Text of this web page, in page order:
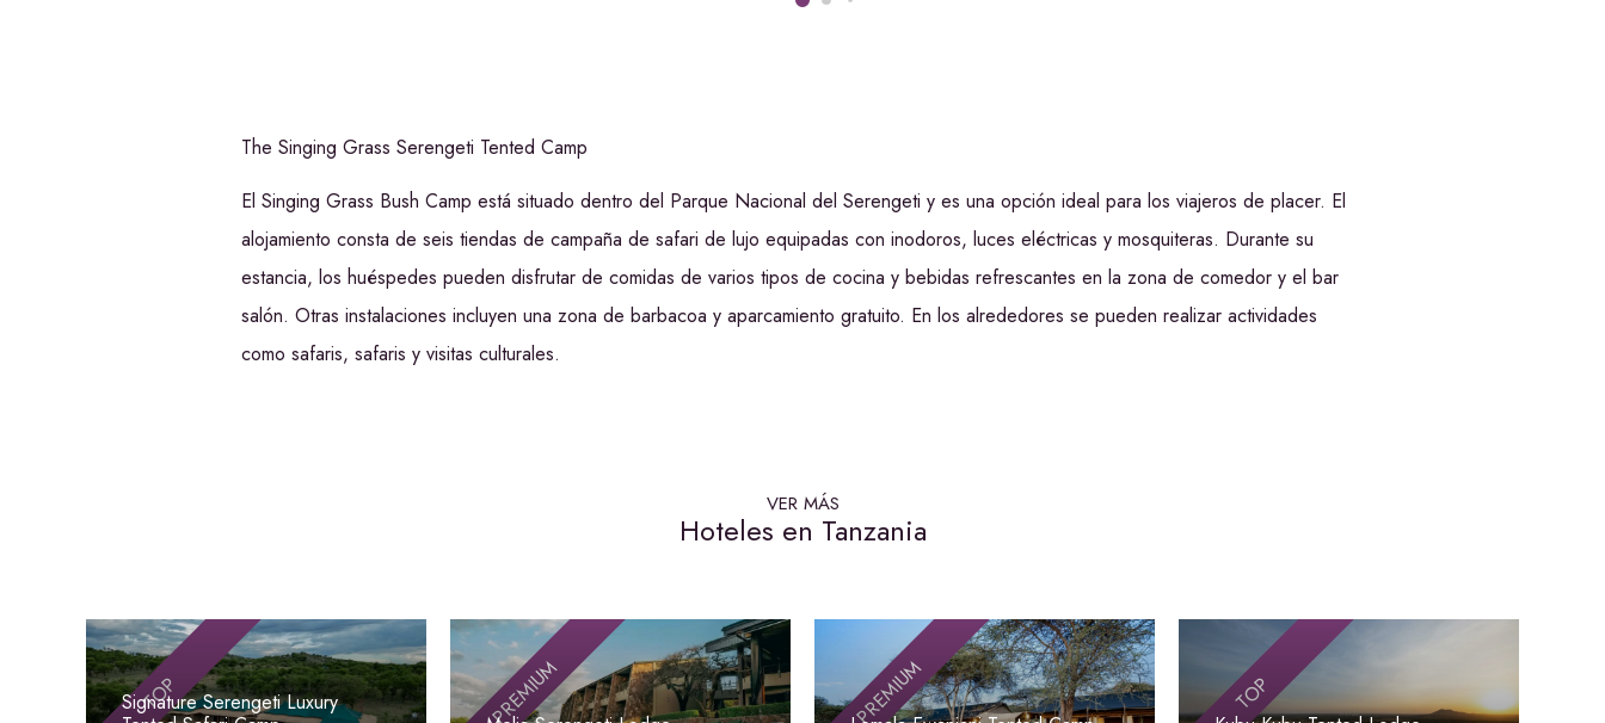
The Singing Grass Serengeti Tented Camp
El Singing Grass Bush Camp está situado dentro del Parque Nacional del Serengeti y es una opción ideal para los viajeros de placer. El
alojamiento consta de seis tiendas de campaña de safari de lujo equipadas con inodoros, luces eléctricas y mosquiteras. Durante su
estancia, los huéspedes pueden disfrutar de comidas de varios tipos de cocina y bebidas refrescantes en la zona de comedor y el bar
salón. Otras instalaciones incluyen una zona de barbacoa y aparcamiento gratuito. En los alrededores se pueden realizar actividades
como safaris, safaris y visitas culturales.
VER MÁS
Hoteles en Tanzania
TOP
Signature Serengeti Luxury
PREMIUM PREMIUM TOP